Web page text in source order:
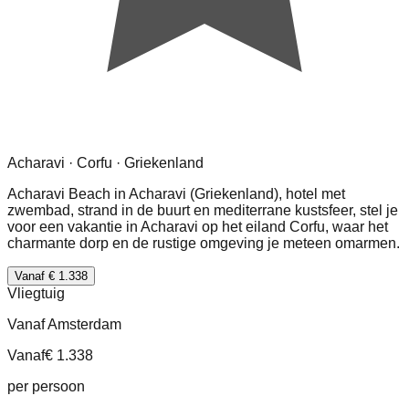
Acharavi · Corfu · Griekenland
Acharavi Beach in Acharavi (Griekenland), hotel met
zwembad, strand in de buurt en mediterrane kustsfeer, stel je
voor een vakantie in Acharavi op het eiland Corfu, waar het
charmante dorp en de rustige omgeving je meteen omarmen.
Vanaf € 1.338
Vliegtuig
Vanaf Amsterdam
Vanaf€ 1.338
per persoon